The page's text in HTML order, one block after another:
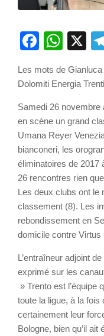
X
Les mots de
Dolomiti Energia
Samedi 26 novembre
en scène un grand
Umana Reyer
bianconeri, les
éliminatoires de 2017
26 rencontres rien
Les deux clubs ont le
classement (8). Les
rebondissement en
domicile contre Virtus
L’entraîneur adjoint
exprimé sur les
» Trento est l’équipe
toute la ligue, à la fois
certainement leur
Bologne, bien qu’il ait